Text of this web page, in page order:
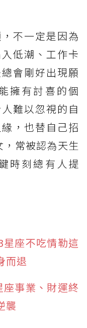
不一定是因為
低潮、工作卡
會剛好出現願
擁有討喜的個
難以忽視的自
，也替自己招
，常被認為天生
時刻總有人提
座不吃情勒這
而退
事業、財運終
襲